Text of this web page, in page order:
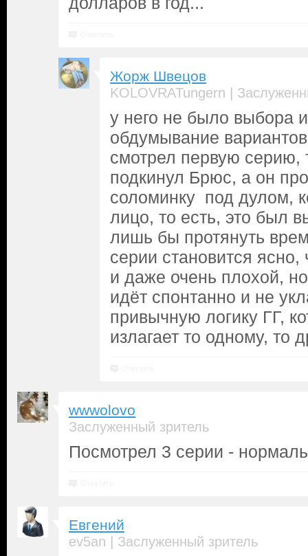
Жорж Швецов
KOLOVRATungern |
у него не было выбора
обдумывание
смотрел первую серию,
подкинул Брюс, а он
соломинку под дулом,
лицо, то есть, это был
лишь бы протянуть
серии становится
и даже очень плохой,
идёт спонтанно и не
привычную логику ГГ,
излагает то одному, то
wwwolovo
Заслуженный зритель
Посмотрел 3 серии -
Евгений
ev5an | Заслуженный зритель